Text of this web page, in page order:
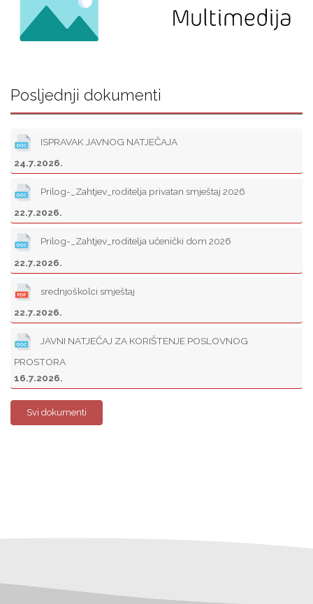
Posljednji dokumenti
ISPRAVAK JAVNOG NATJEČAJA
24.7.2026.
Prilog-_Zahtjev_roditelja privatan smještaj 2026
22.7.2026.
Prilog-_Zahtjev_roditelja učenički dom 2026
22.7.2026.
srednjoškolci smještaj
22.7.2026.
JAVNI NATJEČAJ ZA KORIŠTENJE POSLOVNOG
PROSTORA
16.7.2026.
Svi dokumenti